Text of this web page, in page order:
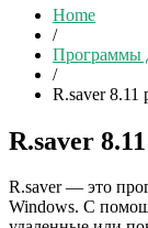
Home
/
Программы
/
R.saver 8.11
R.saver
R.saver — это
Windows. С